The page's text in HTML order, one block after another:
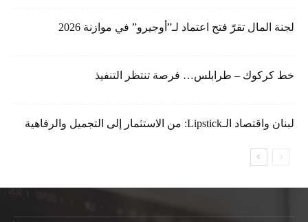
لجنة المال تقرّ فتح اعتماد لـ”أوجيرو” في موازنة 2026
خط كركوك – طرابلس… فرصة تنتظر التنفيذ
لبنان واقتصاد الـLipstick: من الاستثمار إلى التجميل والرفاهية